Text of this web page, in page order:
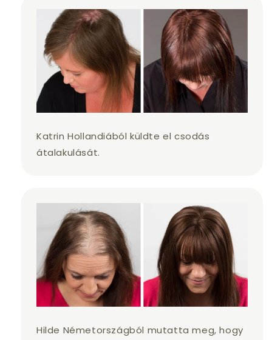
Katrin Hollandiából küldte el csodás
átalakulását.
Hilde Németországból mutatta meg, hogy